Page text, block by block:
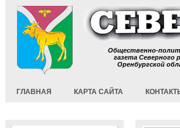
Общественно-
газета Северного
Оренбургской
ГЛАВНАЯ КАРТА САЙТА